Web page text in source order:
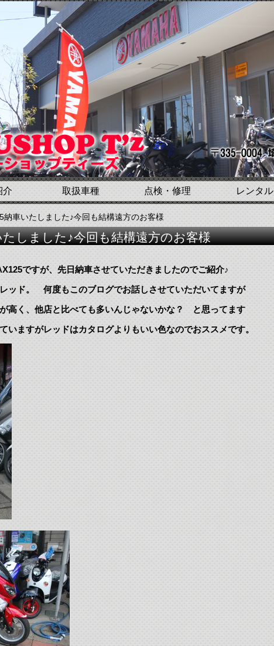
介 取扱車種 点検・修理 レンタル
納車いたしました♪今回も結構遠方のお客様
しました♪今回も結構遠方のお客様
ですが、先日納車させていただきましたのでご紹介♪
ッド。 何度もこのブログでお話しさせていただいてますが
高く、他店と比べても多いんじゃないかな？ と思ってます
いますがレッドはカタログよりもいい色なのでおススメです。